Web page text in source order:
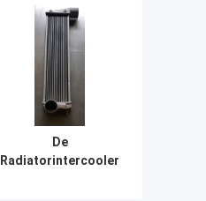
De
Radiatorintercooler